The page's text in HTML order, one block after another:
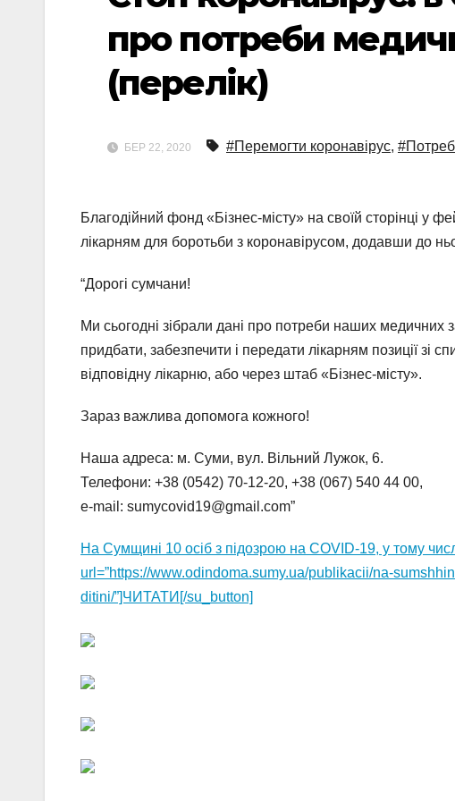
про потреби
(перелік)
БЕР 22, 2020 #Перемогти коронавірус,
Благодійний фонд «Бізнес-місту» на своїй сторінці у
лікарням для боротьби з коронавірусом, додавши до
“Дорогі сумчани!
Ми сьогодні зібрали дані про потреби наших медичних
придбати, забезпечити і передати лікарням позиції зі
відповідну лікарню, або через штаб «Бізнес-місту».
Зараз важлива допомога кожного!
Наша адреса: м. Суми, вул. Вільний Лужок, 6.
Телефони: +38 (0542) 70-12-20, +38 (067) 540 44 00,
е-mail: sumycovid19@gmail.com”
На Сумщині 10 осіб з пiдозрою на COVID-19, у тому
url=”https://www.odindoma.sumy.ua/publikacii/na-
ditini/”]ЧИТАТИ[/su_button]